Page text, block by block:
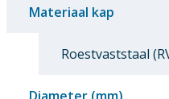
Materiaal kap
Roestvaststaal